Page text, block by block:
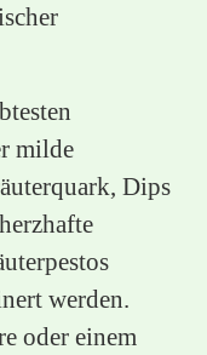
milde
Dips
werden.
oder einem